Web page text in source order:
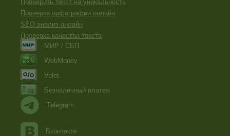
Проверить текст на уникальность
Проверка орфографии онлайн
SEO анализ онлайн
Проверка качества текста
МИР / СБП
WebMoney
Volet
Безналичный платеж
Telegram
Вконтакте